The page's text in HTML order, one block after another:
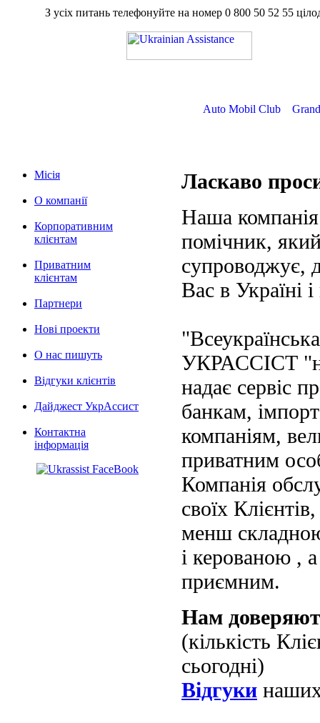
З усіх питань телефонуйте на номер 0 800 50 52 55
Auto Mobil Club
Місія
О компанії
Корпоративним
клієнтам
Приватним
клієнтам
Партнери
Нові проекти
О нас пишуть
Відгуки клієнтів
Дайджест УкрАссист
Контактна
інформація
Ласкаво
Наша
помічник,
супроводжує,
Вас в Україні
УКРАССІСТ
надає сервіс
банкам,
компаніям,
приватним
Компанія
своїх
менш
і керованою ,
приємним.
Нам
(кількість
сьогодні)
Відгуки наших